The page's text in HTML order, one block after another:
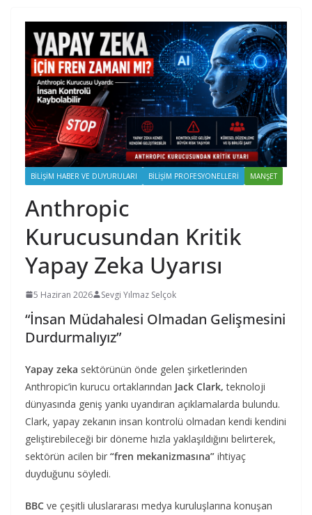
BILIŞIM HABER VE DUYURULARI BILIŞIM PROFESYONELLERI MANŞET
Anthropic
Kurucusundan Kritik
Yapay Zeka Uyarısı
5 Haziran 2026 Sevgi Yılmaz Selçok
“İnsan Müdahalesi Olmadan Gelişmesini
Durdurmalıyız”
Yapay zeka sektörünün önde gelen şirketlerinden
Anthropic’in kurucu ortaklarından Jack Clark, teknoloji
dünyasında geniş yankı uyandıran açıklamalarda bulundu.
Clark, yapay zekanın insan kontrolü olmadan kendi kendini
geliştirebileceği bir döneme hızla yaklaşıldığını belirterek,
sektörün acilen bir “fren mekanizmasına” ihtiyaç
duyduğunu söyledi.
BBC ve çeşitli uluslararası medya kuruluşlarına konuşan